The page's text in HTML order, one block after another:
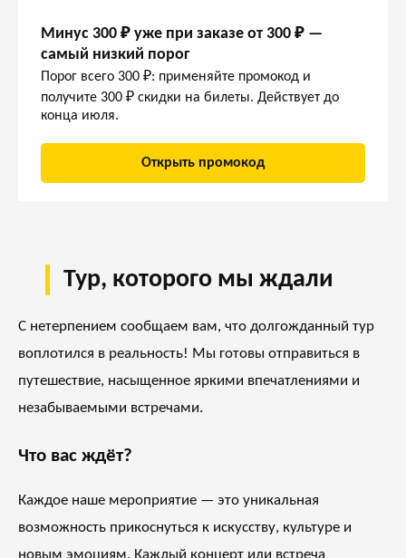
Минус 300 ₽ уже при заказе от 300 ₽ —
самый низкий порог
Порог всего 300 ₽: применяйте промокод и
получите 300 ₽ скидки на билеты. Действует до
конца июля.
Открыть промокод
Тур, которого мы ждали
С нетерпением сообщаем вам, что долгожданный тур
воплотился в реальность! Мы готовы отправиться в
путешествие, насыщенное яркими впечатлениями и
незабываемыми встречами.
Что вас ждёт?
Каждое наше мероприятие — это уникальная
возможность прикоснуться к искусству, культуре и
новым эмоциям. Каждый концерт или встреча